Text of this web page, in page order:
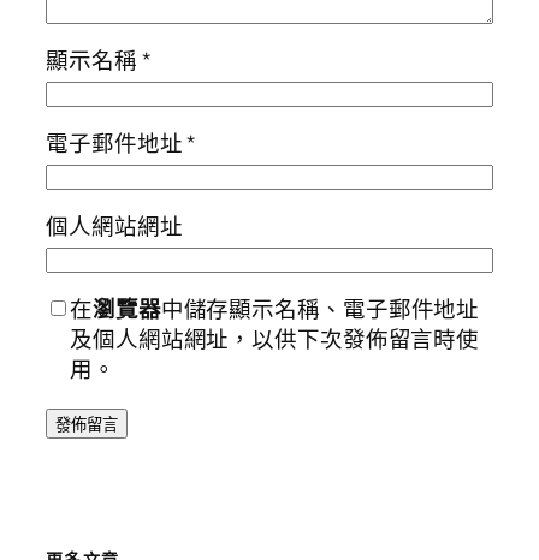
顯示名稱*
電子郵件地址*
個人網站網址
在瀏覽器中儲存顯示名稱、電子郵件地址
及個人網站網址，以供下次發佈留言時使
用。